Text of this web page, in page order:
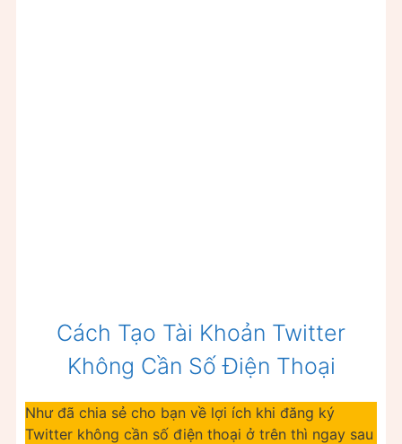
Cách Tạo Tài Khoản Twitter
Không Cần Số Điện Thoại
Như đã chia sẻ cho bạn về lợi ích khi đăng ký
Twitter không cần số điện thoại ở trên thì ngay sau